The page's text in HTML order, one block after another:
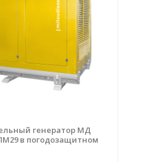
генератор МД
в погодозащитном